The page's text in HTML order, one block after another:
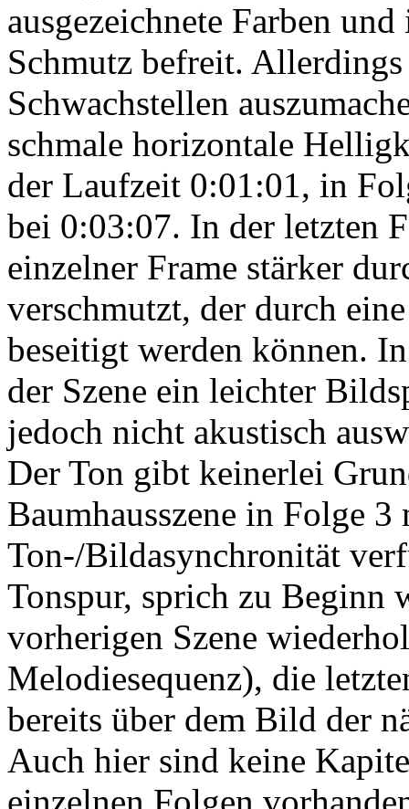
ausgezeichnete Farben
Schmutz befreit.
Schwachstellen
schmale horizontale
der Laufzeit 0:01:01, in
bei 0:03:07. In der letzten
einzelner Frame stärker
verschmutzt, der durch
beseitigt werden können.
der Szene ein leichter
jedoch nicht akustisch
Der Ton gibt keinerlei
Baumhausszene in Folge
Ton-/Bildasynchronität
Tonspur, sprich zu Beginn
vorherigen Szene
Melodiesequenz), die
bereits über dem Bild der
Auch hier sind keine